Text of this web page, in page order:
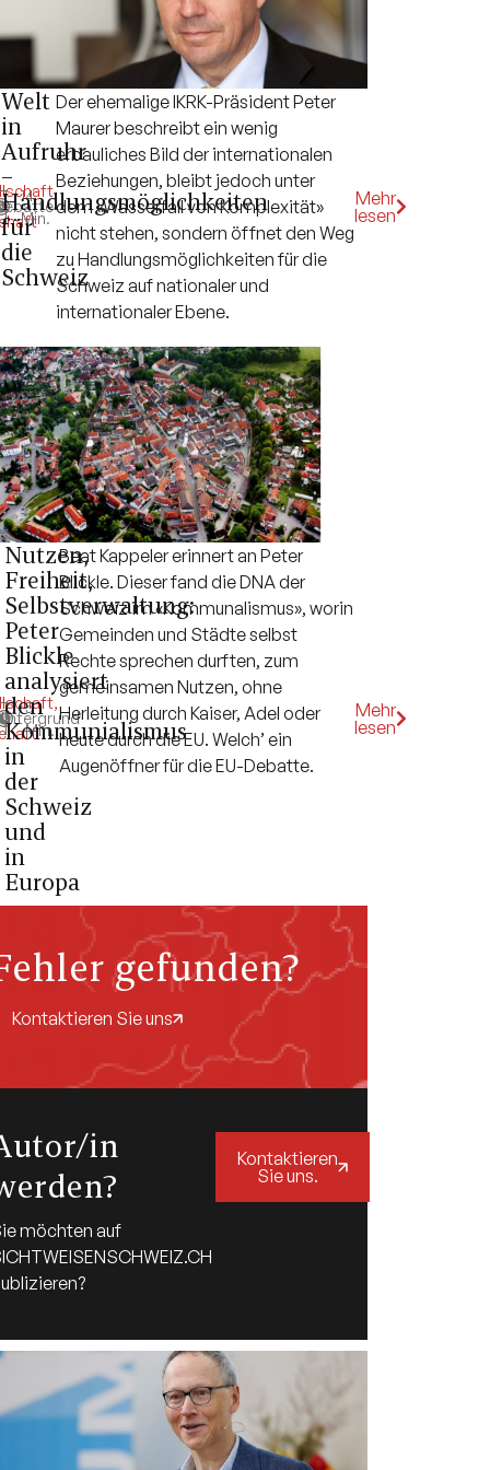
,
,
14
Min.
Welt
in
Aufruhr
–
Handlungsmöglichkeiten
für
die
Schweiz
Der ehemalige IKRK-Präsident Peter
Maurer beschreibt ein wenig
erbauliches Bild der internationalen
Beziehungen, bleibt jedoch unter
dem «Wasserfall von Komplexität»
nicht stehen, sondern öffnet den Weg
zu Handlungsmöglichkeiten für die
Schweiz auf nationaler und
internationaler Ebene.
Mehr
lesen
,
,
5
Min.
Nutzen,
Freiheit,
Selbstverwaltung:
Peter
Blickle
analysiert
den
Kommunialismus
in
der
Schweiz
und
in
Europa
Beat Kappeler erinnert an Peter
Blickle. Dieser fand die DNA der
Schweiz im «Kommunalismus», worin
Gemeinden und Städte selbst
Rechte sprechen durften, zum
gemeinsamen Nutzen, ohne
Herleitung durch Kaiser, Adel oder
heute durch die EU. Welch’ ein
Augenöffner für die EU-Debatte.
Mehr
lesen
gefunden?
Kontaktieren Sie uns
in
möchten auf
Kontaktieren
Sie uns.